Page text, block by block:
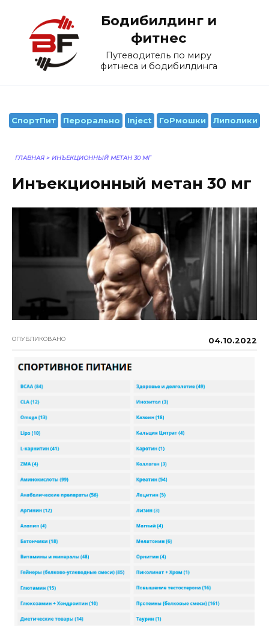
содержанию
Бодибилдинг и
фитнес
Путеводитель по миру
фитнеса и бодибилдинга
СпортПит Перорально Inject ГоРмошки Липолики
ГЛАВНАЯ > ИНЪЕКЦИОННЫЙ МЕТАН 30 МГ
Инъекционный метан 30 мг
ОПУБЛИКОВАНО 04.10.2022